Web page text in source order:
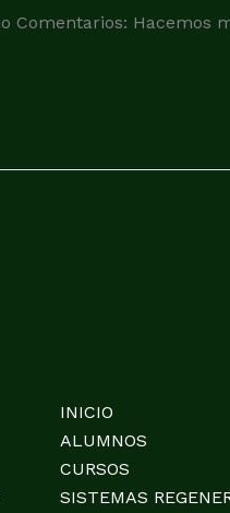
Comentarios:
INICIO
ALUMNOS
CURSOS
SISTEMAS